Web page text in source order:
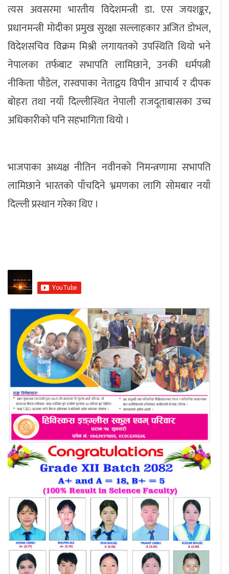
त्यस अवसरमा भारतीय विदेशमन्त्री डा. एस जयशङ्कर,
प्रधानमन्त्री मोदीका प्रमुख सुरक्षा सल्लाहकार अजित डोभल,
विदेशसचिव विक्रम मिश्री लगायतको उपस्थिति थियो भने
नेपालका तर्फबाट सभापति लामिछाने, उनकी धर्मपत्नी
नीकिता पौडेल, रास्वपाका नेताद्वय विपीन आचार्य र दीपक
बोहरा तथा नयाँ दिल्लीस्थित नेपाली राजदूताबासका उच्च
अधिकारीको पनि सहभागिता थियो ।
भाजपाका अध्यक्ष नीतिन नवीनको निमन्त्रणामा सभापति
लामिछाने भारतको पाँचदिने भ्रमणका लागि सोमबार नयाँ
दिल्ली प्रस्थान गरेका थिए ।